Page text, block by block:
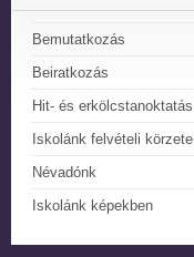
Bemutatkozás
Beiratkozás
Hit- és erkölcstanoktatás
Iskolánk felvételi körzete
Névadónk
Iskolánk képekben